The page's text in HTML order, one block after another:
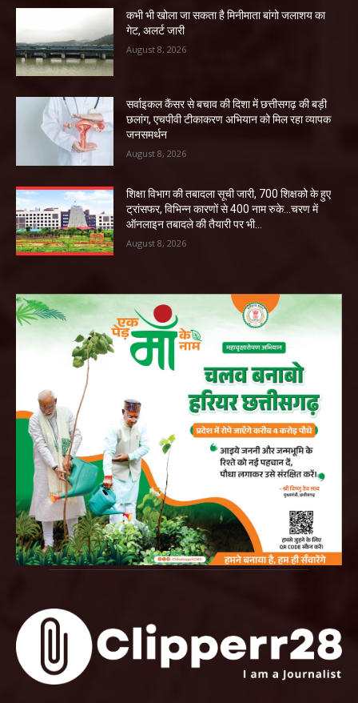
कभी भी खोला जा सकता है मिनीमाता बांगो जलाशय का
गेट, अलर्ट जारी
August 8, 2026
सर्वाइकल कैंसर से बचाव की दिशा में छत्तीसगढ़ की बड़ी
छलांग, एचपीवी टीकाकरण अभियान को मिल रहा व्यापक
जनसमर्थन
August 8, 2026
शिक्षा विभाग की तबादला सूची जारी, 700 शिक्षको के हुए
ट्रांसफर, विभिन्न कारणों से 400 नाम रुके…चरण में
ऑनलाइन तबादले की तैयारी पर भी...
August 8, 2026